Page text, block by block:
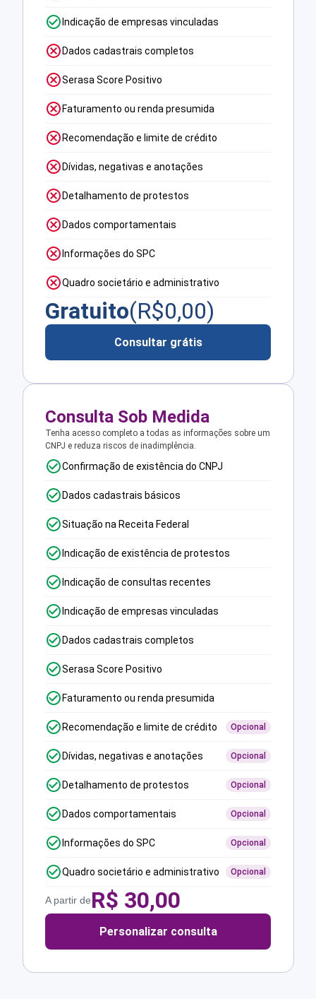
Indicação de empresas vinculadas
Dados cadastrais completos
Serasa Score Positivo
Faturamento ou renda presumida
Recomendação e limite de crédito
Dívidas, negativas e anotações
Detalhamento de protestos
Dados comportamentais
Informações do SPC
Quadro societário e administrativo
Gratuito(R$0,00)
Consultar grátis
Consulta Sob Medida
Tenha acesso completo a todas as informações sobre um
CNPJ e reduza riscos de inadimplência.
Confirmação de existência do CNPJ
Dados cadastrais básicos
Situação na Receita Federal
Indicação de existência de protestos
Indicação de consultas recentes
Indicação de empresas vinculadas
Dados cadastrais completos
Serasa Score Positivo
Faturamento ou renda presumida
Recomendação e limite de crédito Opcional
Dívidas, negativas e anotações Opcional
Detalhamento de protestos Opcional
Dados comportamentais Opcional
Informações do SPC Opcional
Quadro societário e administrativo Opcional
A partir deR$ 30,00
Personalizar consulta